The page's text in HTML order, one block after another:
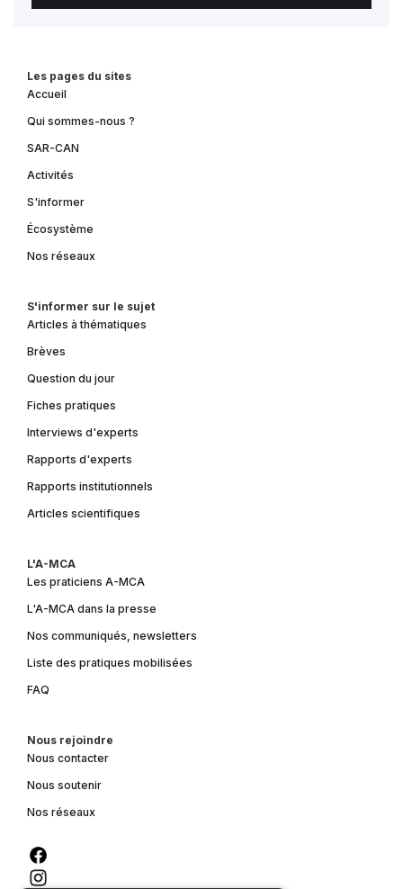
Les pages du sites
Accueil
Qui sommes-nous ?
SAR-CAN
Activités
S'informer
Écosystème
Nos réseaux
S'informer sur le sujet
Articles à thématiques
Brèves
Question du jour
Fiches pratiques
Interviews d'experts
Rapports d'experts
Rapports institutionnels
Articles scientifiques
L'A-MCA
Les praticiens A-MCA
L'A-MCA dans la presse
Nos communiqués, newsletters
Liste des pratiques mobilisées
FAQ
Nous rejoindre
Nous contacter
Nous soutenir
Nos réseaux